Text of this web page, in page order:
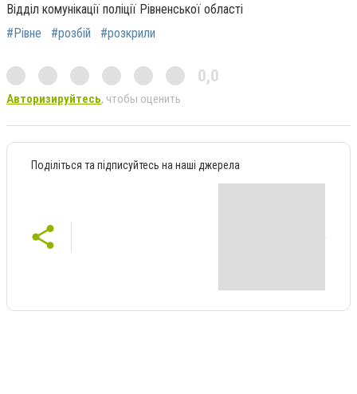
Відділ комунікації поліції Рівненської області
#Рівне
#розбій #розкрили
0,0
Авторизируйтесь, чтобы оценить
Поділіться та підписуйтесь на наші джерела